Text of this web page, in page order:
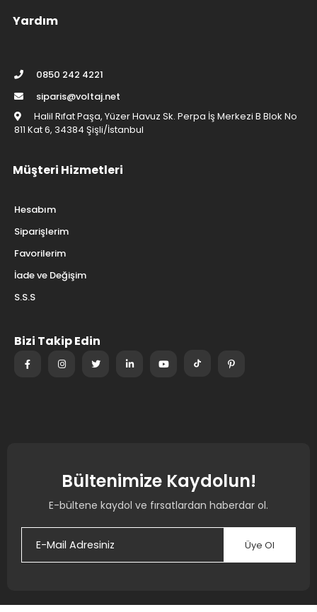
Yardım
0850 242 4221
siparis@voltaj.net
Halil Rıfat Paşa, Yüzer Havuz Sk. Perpa İş Merkezi B Blok No
811 Kat 6, 34384 Şişli/İstanbul
Müşteri Hizmetleri
Hesabım
Siparişlerim
Favorilerim
İade ve Değişim
S.S.S
Bizi Takip Edin
Bültenimize Kaydolun!
E-bültene kaydol ve fırsatlardan haberdar ol.
Üye Ol